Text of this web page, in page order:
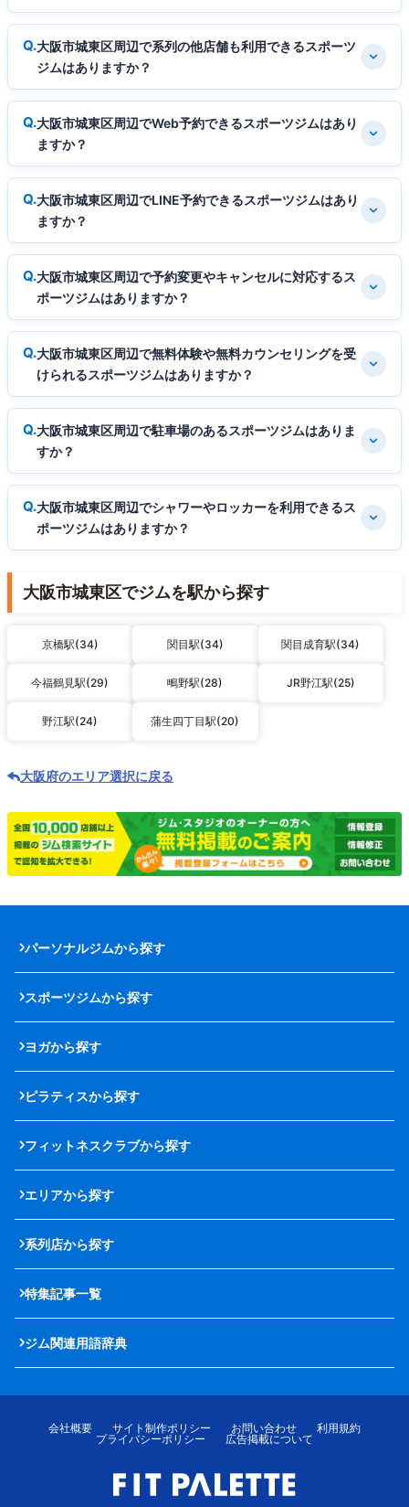
大阪市城東区周辺で系列の他店舗も利用できるスポーツ
ジムはありますか？
大阪市城東区周辺でWeb予約できるスポーツジムはあり
ますか？
大阪市城東区周辺でLINE予約できるスポーツジムはあり
ますか？
大阪市城東区周辺で予約変更やキャンセルに対応するス
ポーツジムはありますか？
大阪市城東区周辺で無料体験や無料カウンセリングを受
けられるスポーツジムはありますか？
大阪市城東区周辺で駐車場のあるスポーツジムはありま
すか？
大阪市城東区周辺でシャワーやロッカーを利用できるス
ポーツジムはありますか？
大阪市城東区でジムを駅から探す
京橋駅(34) 関目駅(34) 関目成育駅(34)
今福鶴見駅(29) 鴫野駅(28) JR野江駅(25)
野江駅(24) 蒲生四丁目駅(20)
大阪府のエリア選択に戻る
パーソナルジムから探す
スポーツジムから探す
ヨガから探す
ピラティスから探す
フィットネスクラブから探す
エリアから探す
系列店から探す
特集記事一覧
ジム関連用語辞典
会社概要 サイト制作ポリシー お問い合わせ
利用規約
プライバシーポリシー
広告掲載について